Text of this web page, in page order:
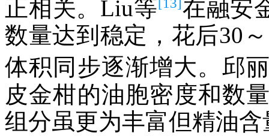
正相关。Liu等[13]在融安
数量达到稳定，花后30
体积同步逐渐增大。邱
皮金柑的油胞密度和数
组分虽更为丰富但精油